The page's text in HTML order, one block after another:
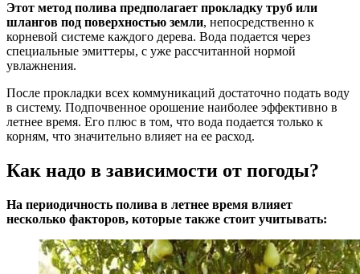
Этот метод полива предполагает прокладку труб или
шлангов под поверхностью земли, непосредственно к
корневой системе каждого дерева. Вода подается через
специальные эмиттеры, с уже рассчитанной нормой
увлажнения.
После прокладки всех коммуникаций достаточно подать воду
в систему. Подпочвенное орошение наиболее эффективно в
летнее время. Его плюс в том, что вода подается только к
корням, что значительно влияет на ее расход.
Как надо в зависимости от погоды?
На периодичность полива в летнее время влияет
несколько факторов, которые также стоит учитывать: